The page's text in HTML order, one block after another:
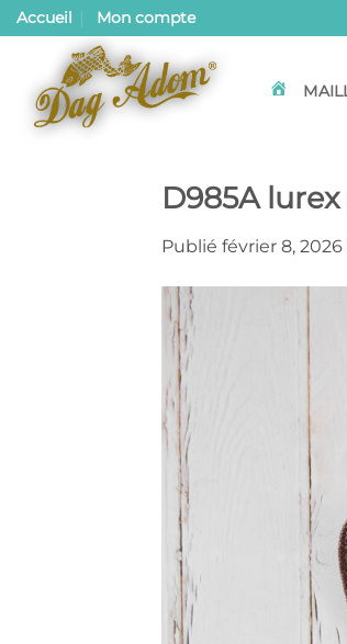
Passer
au
contenu
Accueil Mon compte
ACCUEIL
D985A
Publié février 8, 2026